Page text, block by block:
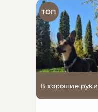
ТОП
В хорошие руки